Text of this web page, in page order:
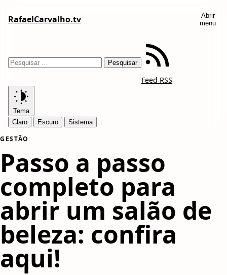
RafaelCarvalho.tv
Abrir
menu
Feed RSS
Tema
Claro
Escuro Sistema
GESTÃO
Passo a passo
completo para
abrir um salão de
beleza: confira
aqui!